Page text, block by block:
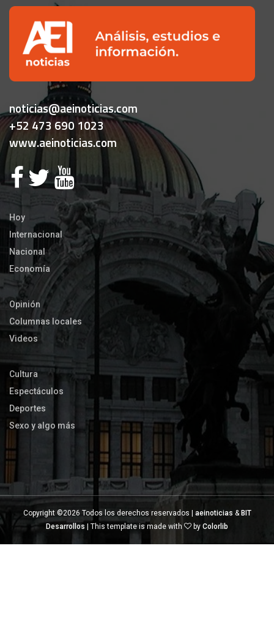
noticias@aeinoticias.com
+52 473 690 1023
www.aeinoticias.com
Hoy
Internacional
Nacional
Economía
Opinión
Columnas locales
Videos
Cultura
Espectáculos
Deportes
Sexo y algo más
Copyright ©2026 Todos los derechos reservados | aeinoticias & BIT
Desarrollos | This template is made with by Colorlib